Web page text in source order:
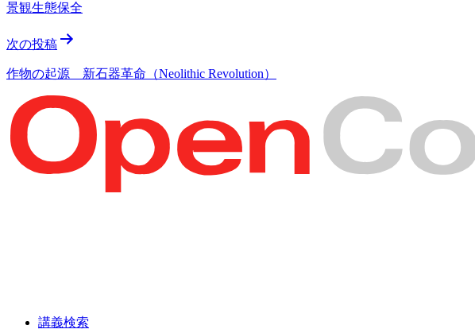
景観生態保全
次の投稿
作物の起源 新石器革命（Neolithic Revolution）
講義検索